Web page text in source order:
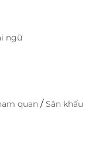
ngữ
quan /Sân khấu